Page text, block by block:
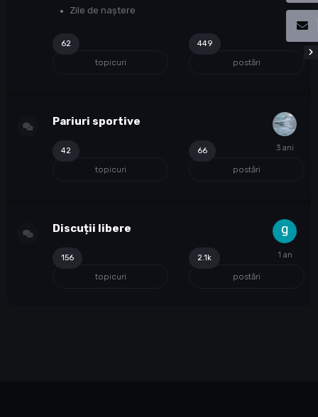
Zile de naștere
62
topicuri
449
postări
Pariuri sportive
42
topicuri
66
postări
Discuții libere
156
topicuri
2.1k
postări